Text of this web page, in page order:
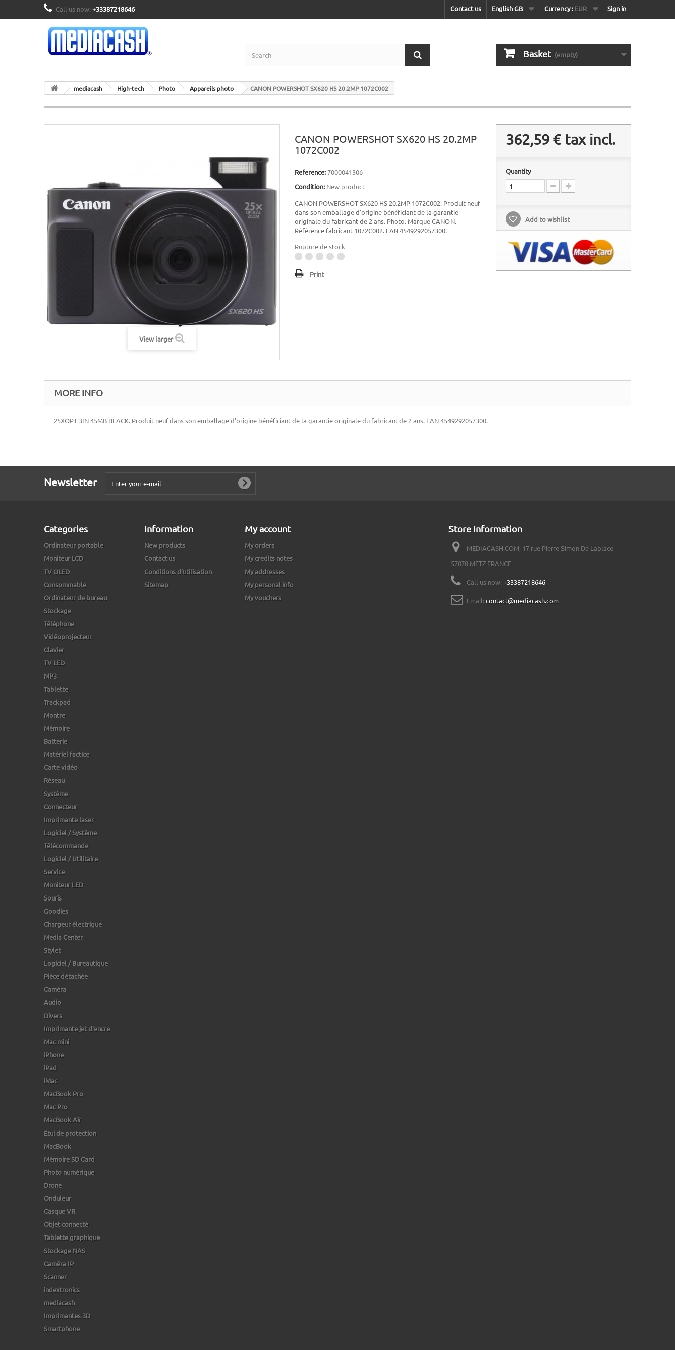
Sign in
Currency : EUR
English GB
Contact us
Call us now: +33387218646
Basket (empty)
mediacash High-tech Photo Appareils photo CANON POWERSHOT SX620 HS 20.2MP 1072C002
View larger
CANON POWERSHOT SX620 HS 20.2MP
1072C002
Reference:7000041306
Condition: New product
CANON POWERSHOT SX620 HS 20.2MP 1072C002. Produit neuf
dans son emballage d'origine bénéficiant de la garantie
originale du fabricant de 2 ans. Photo. Marque CANON.
Référence fabricant 1072C002. EAN 4549292057300.
Rupture de stock
Print
362,59 €tax incl.
Quantity
Add to wishlist
MORE INFO
25XOPT 3IN 45MB BLACK. Produit neuf dans son emballage d'origine bénéficiant de la garantie originale du fabricant de 2 ans. EAN 4549292057300.
Newsletter
Categories
Ordinateur portable
Moniteur LCD
TV OLED
Consommable
Ordinateur de bureau
Stockage
Téléphone
Vidéoprojecteur
Clavier
TV LED
MP3
Tablette
Trackpad
Montre
Mémoire
Batterie
Matériel factice
Carte vidéo
Réseau
Système
Connecteur
Imprimante laser
Logiciel / Système
Télécommande
Logiciel / Utilitaire
Service
Moniteur LED
Souris
Goodies
Chargeur électrique
Media Center
Stylet
Logiciel / Bureautique
Pièce détachée
Caméra
Audio
Divers
Imprimante jet d'encre
Mac mini
iPhone
iPad
iMac
MacBook Pro
Mac Pro
MacBook Air
Étui de protection
MacBook
Mémoire SD Card
Photo numérique
Drone
Onduleur
Casque VR
Objet connecté
Tablette graphique
Stockage NAS
Caméra IP
Scanner
indextronics
mediacash
Imprimantes 3D
Smartphone
Information
New products
Contact us
Conditions d'utilisation
Sitemap
My account
My orders
My credits notes
My addresses
My personal info
My vouchers
Store Information
MEDIACASH.COM, 17 rue Pierre Simon De Laplace
57070 METZ FRANCE
Call us now: +33387218646
Email: contact@mediacash.com